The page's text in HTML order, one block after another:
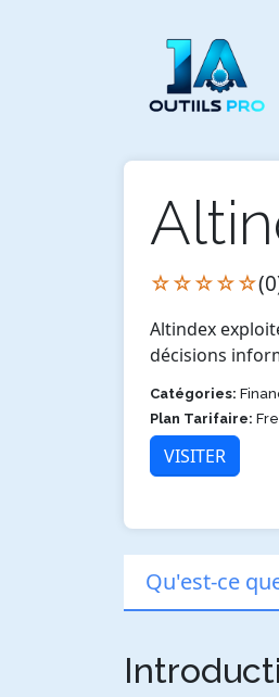
☆☆☆☆☆
Altindex
décisions
Catégories:
Plan Tarifaire:
VISITER
Qu'est-ce